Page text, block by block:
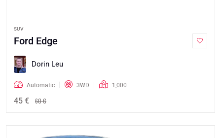
SUV
Ford Edge
Dorin Leu
Automatic 3WD 1,000
45 € 60 €